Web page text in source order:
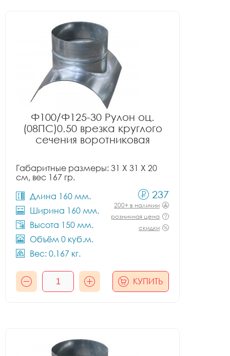
Ф100/Ф125-30 Рулон оц.
(08ПС)0.50 врезка круглого
сечения воротниковая
Габаритные размеры: 31 X 31 X 20
см, вес 167 гр.
Длина 160 мм.
Ширина 160 мм.
Высота 150 мм.
Объём 0 куб.м.
Вес: 0.167 кг.
237
200+ в наличии
розничная цена
скидки
КУПИТЬ